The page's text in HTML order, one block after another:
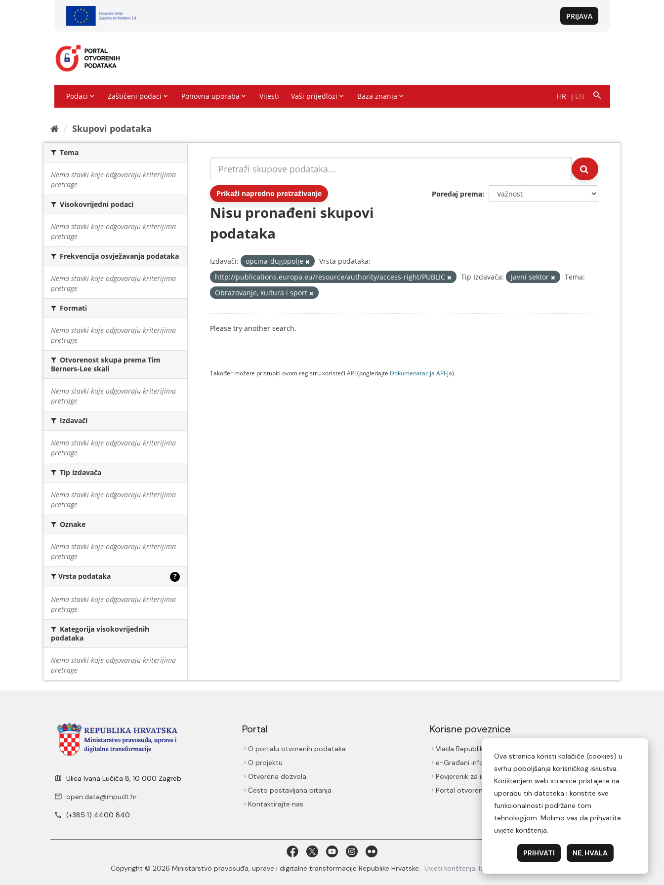
Skupovi podаtаkа
Tema
Nema stavki koje odgovaraju kriterijima
pretrage
Visokovrijedni podaci
Nema stavki koje odgovaraju kriterijima
pretrage
Frekvencija osvježavanja podataka
Nema stavki koje odgovaraju kriterijima
pretrage
Formati
Nema stavki koje odgovaraju kriterijima
pretrage
Otvorenost skupa prema Tim
Berners-Lee skali
Nema stavki koje odgovaraju kriterijima
pretrage
Izdavači
Nema stavki koje odgovaraju kriterijima
pretrage
Tip izdavača
Nema stavki koje odgovaraju kriterijima
pretrage
Oznake
Nema stavki koje odgovaraju kriterijima
pretrage
Vrsta podataka ?
Nema stavki koje odgovaraju kriterijima
pretrage
Kategorija visokovrijednih
podataka
Nema stavki koje odgovaraju kriterijima
pretrage
Prikaži napredno pretraživanje Poredaj prema
Nisu pronađeni skupovi
podataka
Izdavači: opcina-dugopolje
Vrsta podataka:
http://publications.europa.eu/resource/authority/access-right/PUBLIC
Tip Izdavača: Javni sektor
Tema:
Obrazovanje, kultura i sport
Please try another search.
Također možete pristupiti ovom registru koristeći API(pogledajte Dokumenаtаcijа API-jа).